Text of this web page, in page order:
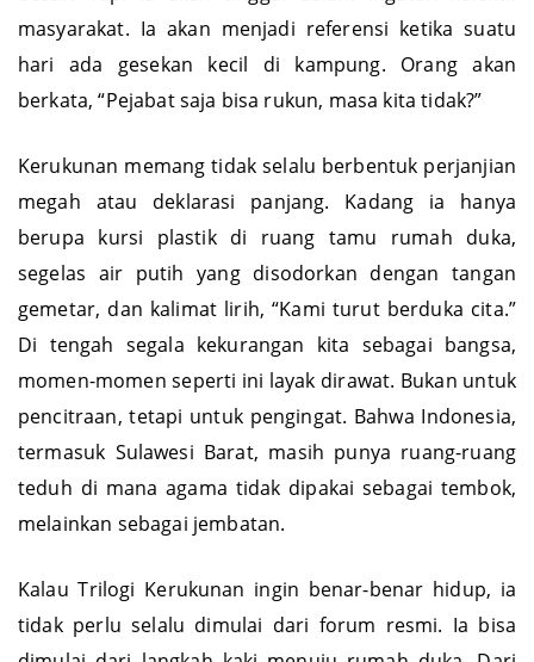
besar. Tapi ia akan tinggal dalam ingatan kolektif
masyarakat. Ia akan menjadi referensi ketika suatu
hari ada gesekan kecil di kampung. Orang akan
Kerukunan memang tidak selalu berbentuk perjanjian
megah atau deklarasi panjang. Kadang ia hanya
berupa kursi plastik di ruang tamu rumah duka,
segelas air putih yang disodorkan dengan tangan
gemetar, dan kalimat lirih, “Kami turut berduka cita.”
Di tengah segala kekurangan kita sebagai bangsa,
momen-momen seperti ini layak dirawat. Bukan untuk
pencitraan, tetapi untuk pengingat. Bahwa Indonesia,
termasuk Sulawesi Barat, masih punya ruang-ruang
teduh di mana agama tidak dipakai sebagai tembok,
Kalau Trilogi Kerukunan ingin benar-benar hidup, ia
tidak perlu selalu dimulai dari forum resmi. Ia bisa